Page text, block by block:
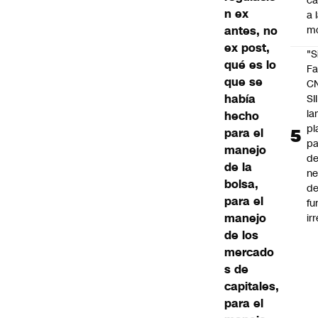
n ex
antes, no
ex post,
qué es lo
que se
había
hecho
para el
manejo
de la
bolsa,
para el
manejo
de los
mercado
s de
capitales,
para el
a
SII
de